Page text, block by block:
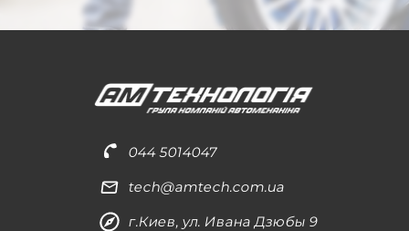
044 5014047
tech@amtech.com.ua
г.Киев, ул. Ивана Дзюбы 9